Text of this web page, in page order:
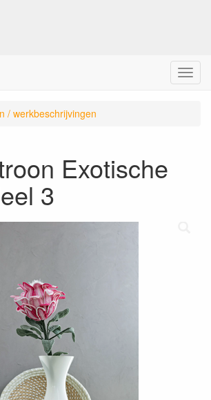
Menu
/ werkbeschrijvingen
Exotische
3